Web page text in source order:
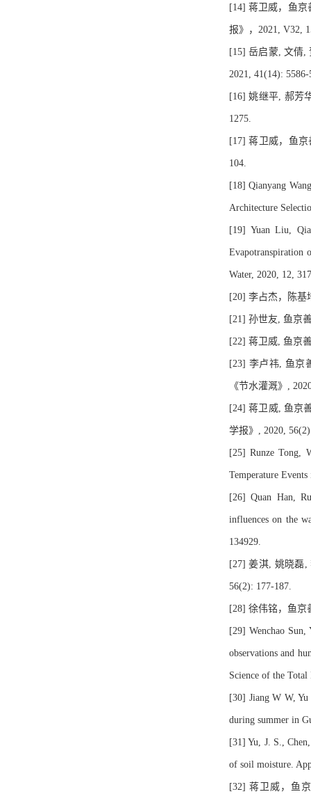
[14] 蒋卫威，鱼
报》，2021, V32,
[15] 岳启蒙, 文倩,
2021, 41(14): 5586-
[16] 姚继平, 郝芳
1275.
[17] 蒋卫威，鱼
104.
[18] Qianyang
Architecture
[19] Yuan Liu,
Evapotranspiration
Water, 2020, 12,
[20] 李占杰，陈基
[21] 孙世友, 鱼京
[22] 蒋卫威, 鱼京
[23] 李卢祎, 鱼京
《节水灌溉》,
[24] 蒋卫威, 鱼京
学报》, 2020,
[25] Runze Tong,
Temperature
[26] Quan Han,
influences on the
134929.
[27] 姜淇, 姚晓磊
56(2): 177-187.
[28] 徐伟铭，鱼京
[29] Wenchao Sun,
observations and
Science of the
[30] Jiang W W,
during summer in
[31] Yu, J. S.,
of soil moisture.
[32] 蒋卫威，鱼